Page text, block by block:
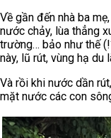
Về gần đến nhà ba
nước chảy, lùa thẳng
trường… bảo như thế
này, lũ rút, vùng hạ du
Và rồi khi nước dần
mặt nước các con